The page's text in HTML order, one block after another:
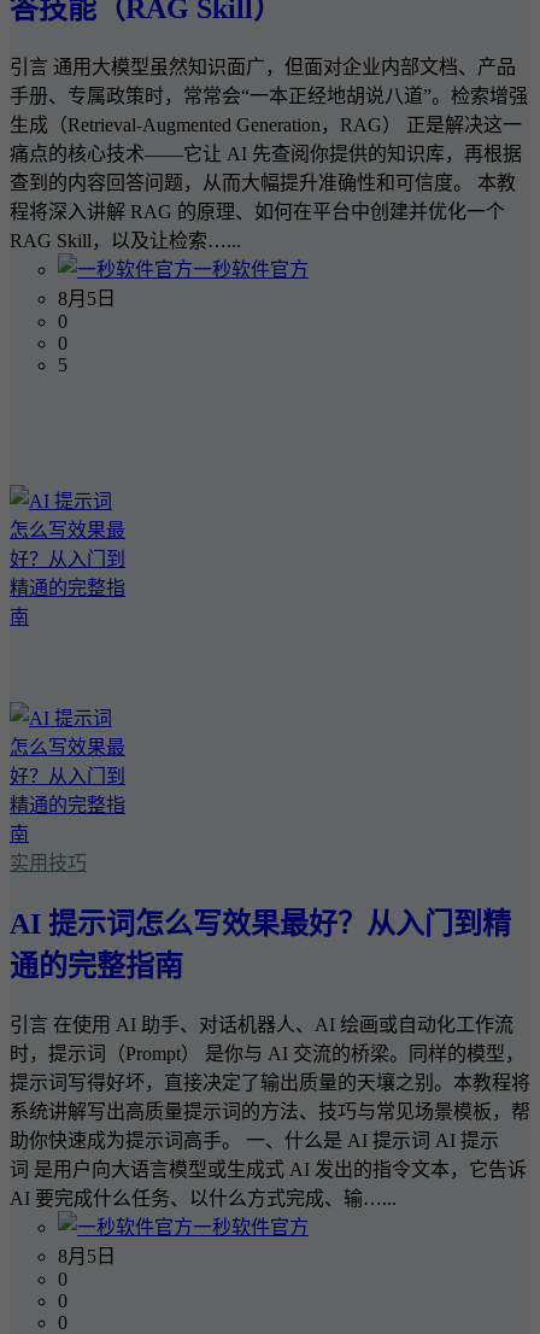
答技能（RAG Skill）
引言 通用大模型虽然知识面广，但面对企业内部文档、产品
手册、专属政策时，常常会“一本正经地胡说八道”。检索增强
生成（Retrieval-Augmented Generation，RAG） 正是解决这一
痛点的核心技术——它让 AI 先查阅你提供的知识库，再根据
查到的内容回答问题，从而大幅提升准确性和可信度。 本教
程将深入讲解 RAG 的原理、如何在平台中创建并优化一个
RAG Skill，以及让检索…...
一秒软件官方
8月5日
0
0
5
实用技巧
AI 提示词怎么写效果最好？从入门到精
通的完整指南
引言 在使用 AI 助手、对话机器人、AI 绘画或自动化工作流
时，提示词（Prompt） 是你与 AI 交流的桥梁。同样的模型，
提示词写得好坏，直接决定了输出质量的天壤之别。本教程将
系统讲解写出高质量提示词的方法、技巧与常见场景模板，帮
助你快速成为提示词高手。 一、什么是 AI 提示词 AI 提示
词 是用户向大语言模型或生成式 AI 发出的指令文本，它告诉
AI 要完成什么任务、以什么方式完成、输…...
一秒软件官方
8月5日
0
0
0